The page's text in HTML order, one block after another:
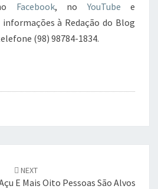
Facebook, noYouTube e
informações à Redação do Blog
(98) 98784-1834.
NEXT
E Mais Oito Pessoas São Alvos